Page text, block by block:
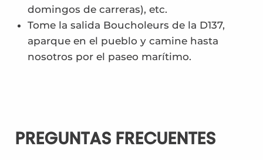
domingos de carreras), etc.
Tome la salida Boucholeurs de la D137,
aparque en el pueblo y camine hasta
nosotros por el paseo marítimo.
PREGUNTAS FRECUENTES